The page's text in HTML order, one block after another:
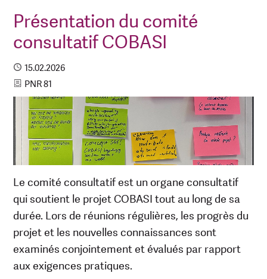
Présentation du comité
consultatif COBASI
Published
15.02.2026
Category
PNR 81
Le comité consultatif est un organe consultatif
qui soutient le projet COBASI tout au long de sa
durée. Lors de réunions régulières, les progrès du
projet et les nouvelles connaissances sont
examinés conjointement et évalués par rapport
aux exigences pratiques.